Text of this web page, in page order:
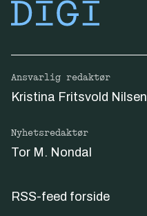
Ansvarlig redaktør
Kristina Fritsvold Nilsen
Nyhetsredaktør
Tor M. Nondal
RSS-feed forside